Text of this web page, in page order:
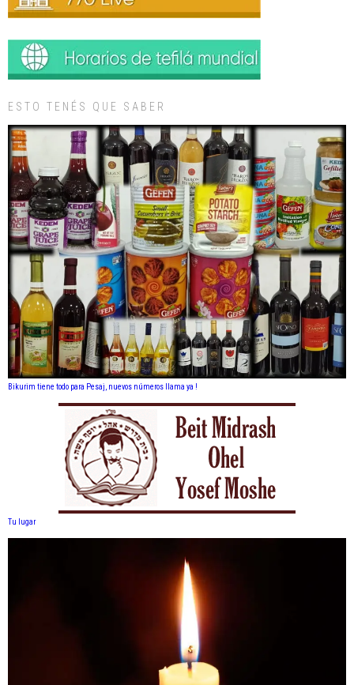
ESTO TENÉS QUE SABER
Bikurim tiene todo para Pesaj, nuevos números llama ya !
Tu lugar